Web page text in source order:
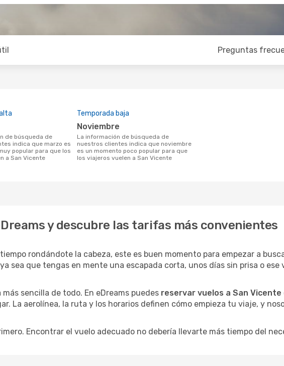
Preguntas
indica que marzo es
popular para que los
a San Vicente
Temporada baja
noviembre
La información de búsqueda de
nuestros clientes indica que noviembre
es un momento poco popular para que
los viajeros vuelen a San Vicente
y descubre las tarifas más convenientes
rondándote la cabeza, este es buen momento para empezar a
sea que tengas en mente una escapada corta, unos días sin prisa o ese
sencilla de todo. En eDreams puedes reservar vuelos a San Vicente
La aerolínea, la ruta y los horarios definen cómo empieza tu viaje, y
Encontrar el vuelo adecuado no debería llevarte más tiempo del